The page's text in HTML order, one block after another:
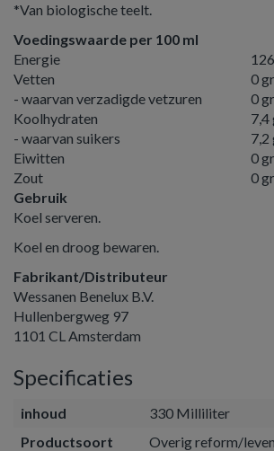
*Van biologische teelt.
Voedingswaarde per 100 ml
Energie
Vetten
- waarvan verzadigde vetzuren
0
0
Koolhydraten
- waarvan suikers
7,4
7,2
Eiwitten
0
Zout
0
Gebruik
Koel serveren.
Koel en droog bewaren.
Fabrikant/Distributeur
Wessanen Benelux B.V.
Hullenbergweg 97
1101 CL Amsterdam
Specificaties
inhoud
330 Milliliter
Productsoort
Overig reform/